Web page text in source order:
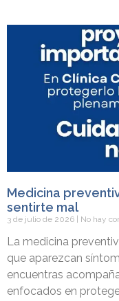
Medicina
sentirte mal
3 de julio de 2026 No hay
La medicina
que aparezcan
encuentras
enfocados en